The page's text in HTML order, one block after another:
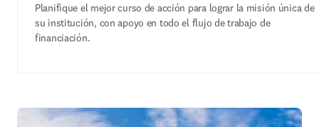
Planifique el mejor curso de acción para lograr la misión única de
su institución, con apoyo en todo el flujo de trabajo de
financiación.